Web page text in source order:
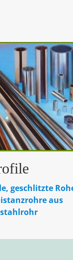
geschlitzte
aus